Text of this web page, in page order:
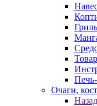
Очаги,
Назад